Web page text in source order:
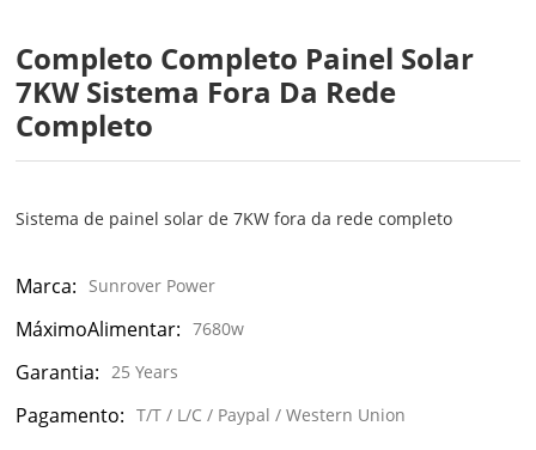
Completo Completo Painel Solar
7KW Sistema Fora Da Rede
Completo
Sistema de painel solar de 7KW fora da rede completo
Marca: Sunrover Power
MáximoAlimentar: 7680w
Garantia: 25 Years
Pagamento: T/T / L/C / Paypal / Western Union